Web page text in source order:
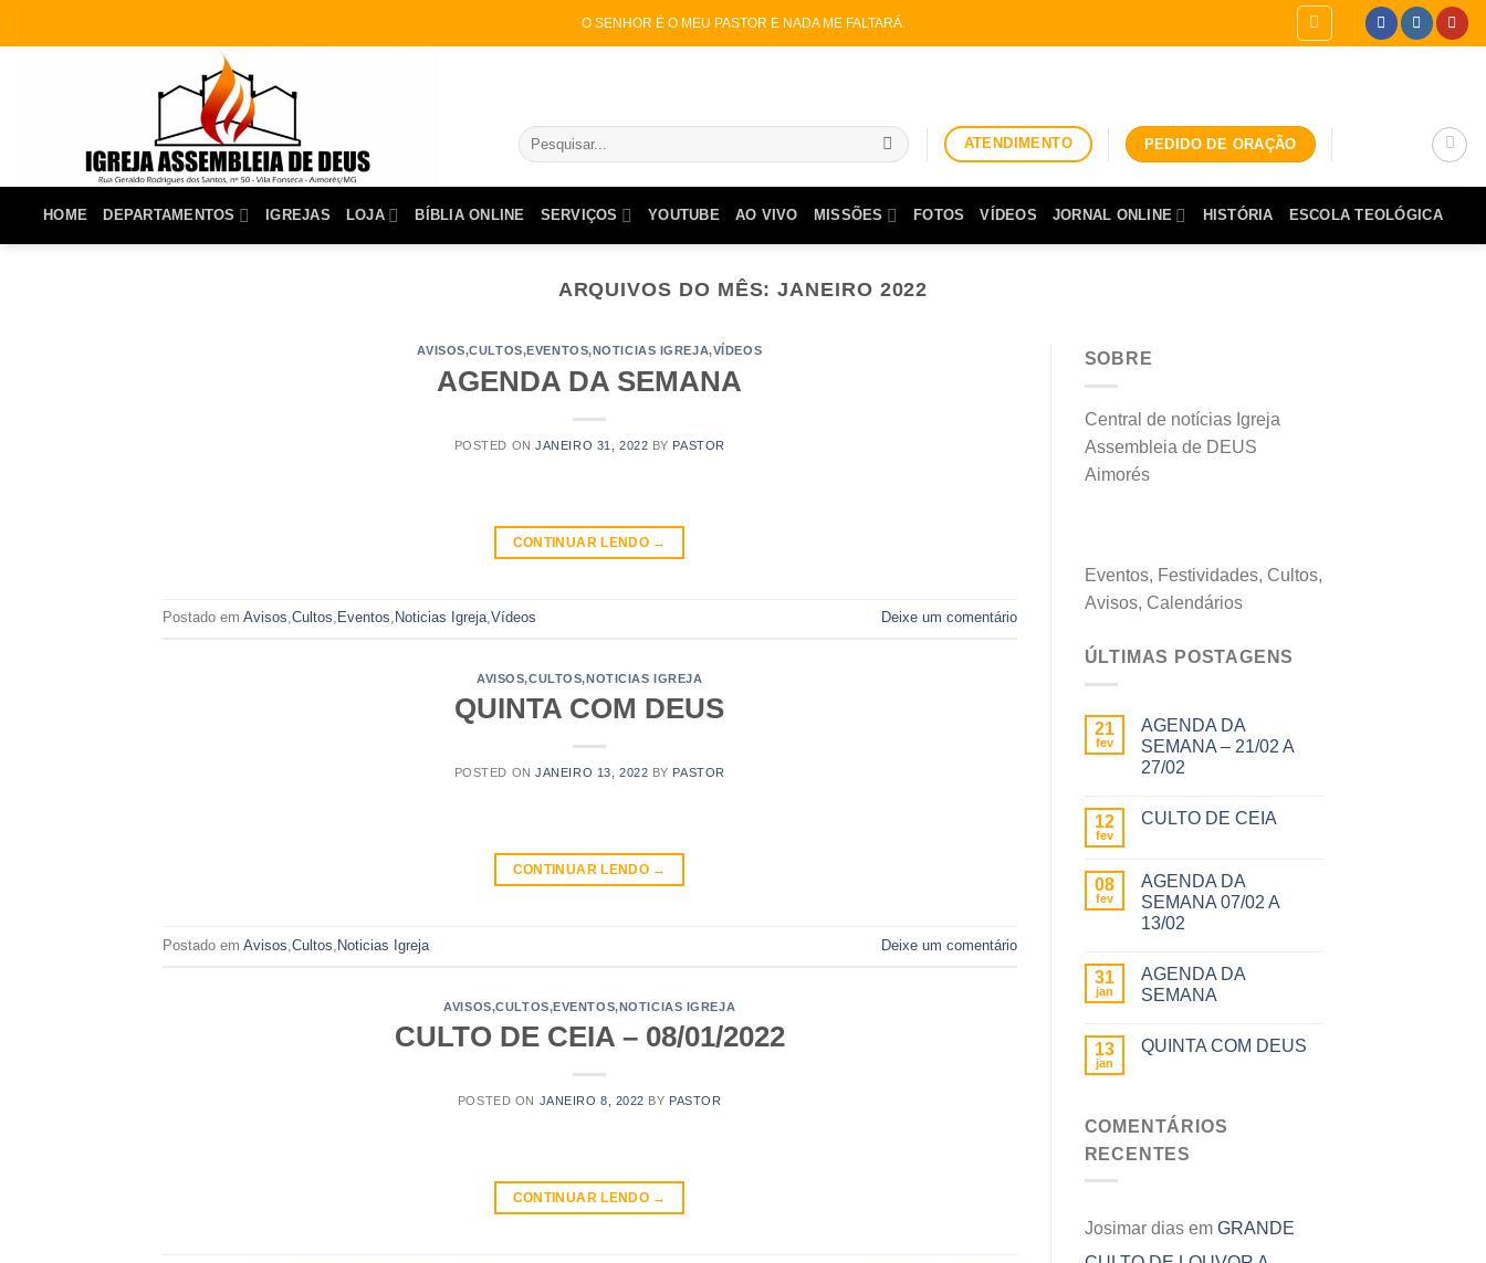
Skip
O SENHOR É O MEU PASTOR E NADA ME FALTARÁ.
Pesquisar
por:
ATENDIMENTO PEDIDO DE ORAÇÃO
HOME DEPARTAMENTOS IGREJAS LOJA BÍBLIA ONLINE SERVIÇOS YOUTUBE AO VIVO MISSÕES FOTOS VÍDEOS JORNAL ONLINE HISTÓRIA ESCOLA TEOLÓGICA
ARQUIVOS DO MÊS:JANEIRO 2022
AVISOS,CULTOS,EVENTOS,NOTICIAS IGREJA,VÍDEOS
AGENDA DA SEMANA
POSTED ONJANEIRO 31, 2022 BY PASTOR
CONTINUAR LENDO →
Postado em Avisos,Cultos, Eventos, Noticias Igreja,Vídeos Deixe um comentário
AVISOS,CULTOS,NOTICIAS IGREJA
QUINTA COM DEUS
POSTED ONJANEIRO 13, 2022 BY PASTOR
CONTINUAR LENDO →
Postado em Avisos Cultos Noticias Igreja Deixe um comentário
AVISOS,CULTOS,EVENTOS,NOTICIAS IGREJA
CULTO DE CEIA – 08/01/2022
POSTED ON JANEIRO 8, 2022 BY PASTOR
CONTINUAR LENDO →
SOBRE
Central de notícias Igreja
Assembleia de DEUS
Aimorés
Eventos, Festividades, Cultos,
Avisos, Calendários
ÚLTIMAS POSTAGENS
21
fev
AGENDA DA
SEMANA – 21/02 A
27/02
12
fev
CULTO DE CEIA
08
fev
AGENDA DA
SEMANA 07/02 A
13/02
31
jan
AGENDA DA
SEMANA
13
jan
QUINTA COM DEUS
COMENTÁRIOS
RECENTES
Josimar diasem GRANDE